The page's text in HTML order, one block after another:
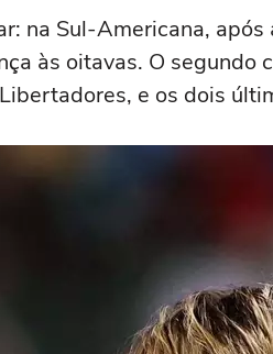
na Sul-Americana,
às oitavas. O segundo
e os dois